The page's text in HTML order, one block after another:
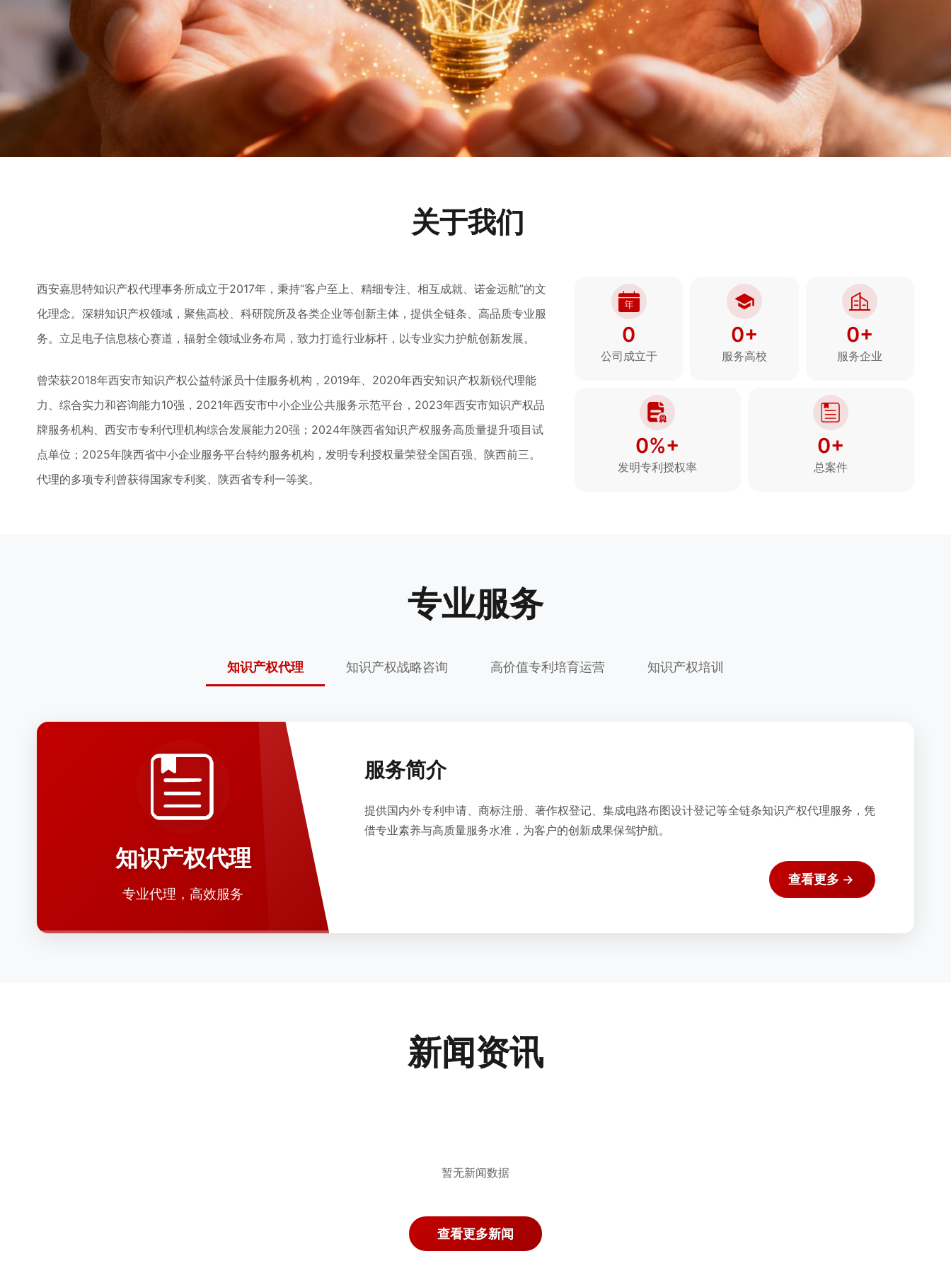
关于我们
西安嘉思特知识产权代理事务所成立于2017年，秉持“客户至上、精细专注、相互成就、诺金远航”的文
化理念。深耕知识产权领域，聚焦高校、科研院所及各类企业等创新主体，提供全链条、高品质专业服
务。立足电子信息核心赛道，辐射全领域业务布局，致力打造行业标杆，以专业实力护航创新发展。
曾荣获2018年西安市知识产权公益特派员十佳服务机构，2019年、2020年西安知识产权新锐代理能
力、综合实力和咨询能力10强，2021年西安市中小企业公共服务示范平台，2023年西安市知识产权品
牌服务机构、西安市专利代理机构综合发展能力20强；2024年陕西省知识产权服务高质量提升项目试
点单位；2025年陕西省中小企业服务平台特约服务机构，发明专利授权量荣登全国百强、陕西前三。
代理的多项专利曾获得国家专利奖、陕西省专利一等奖。
0
公司成立于
0+
服务高校
0+
服务企业
0%+
发明专利授权率
0+
总案件
专业服务
知识产权代理 知识产权战略咨询 高价值专利培育运营 知识产权培训
知识产权代理
专业代理，高效服务
服务简介
提供国内外专利申请、商标注册、著作权登记、集成电路布图设计登记等全链条知识产权代理服务，凭
借专业素养与高质量服务水准，为客户的创新成果保驾护航。
查看更多 →
新闻资讯
暂无新闻数据
查看更多新闻